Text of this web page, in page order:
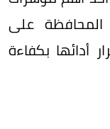
على
أدائها بكفاءة